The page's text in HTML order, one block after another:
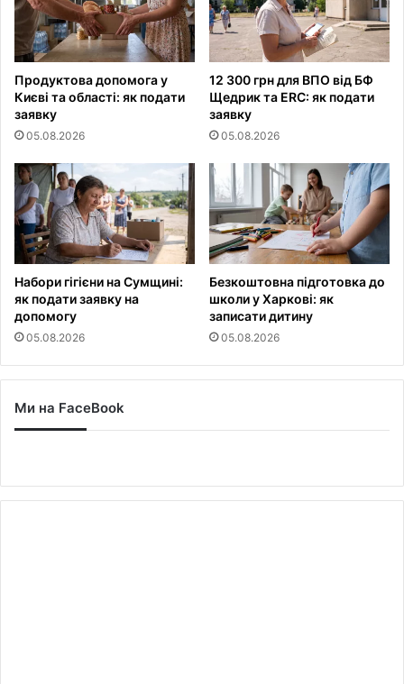
Продуктова допомога у
Києві та області: як подати
заявку
05.08.2026
12 300 грн для ВПО від БФ
Щедрик та ERC: як подати
заявку
05.08.2026
Набори гігієни на Сумщині:
як подати заявку на
допомогу
05.08.2026
Безкоштовна підготовка до
школи у Харкові: як
записати дитину
05.08.2026
Ми на FaceBook